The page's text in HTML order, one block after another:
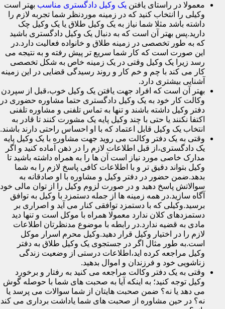
معمولا در راستای یافتن یک وکیل دادگستری مناسب بهتر است
وکیلی را انتخاب کنید که در زمینه موردنظر شما تجربه لازم را
داشته باشد مثلا شما نیاز به یک وکیل طلاق یا یک وکیل چک
دارید.پس بهتر آن است که به دنبال یک وکیل دادگستری باشید
که به طور تخصصی در زمینه طلاق و خانواده فعالیت دارد.در
این صورت است که کار شما سریع تر پیش رفته و به نتیجه می
رسد زیرا یک وکیل وقتی در یک زمینه خاص به شکل تخصصی
کار می کند با چم و خم کار و روند رسیدگی قضایی در این زمینه
آشنایی بیشتری دارد.
بهتر آن است که افراد جهت یافتن یک وکیل خوب،قبل از سپردن
وکالت کار خود به یک وکیل دادگستری حتما مشاوره حضوری در
دفتر وکیل داشته باشند و تنها به تماس تلفنی و مشاوره تلفنی
اکتفا نکنند یا حتی با چند وکیل پایه یک مشورت کنند تا قادر به
انتخاب یک وکیل قابل اعتماد که با او احساس راحتی دارند باشند.
وقتی به یک دفتر وکالت می روید جهت مشاوره با یک وکیل پایه
یک دادگستری،از قبل اطلاعات لازم را در ذهن آماده کنید و اگر
مدارک خاصی مورد نیاز است آن ها را به همراه داشته باشید تا
وکیل بتواند دقیق تر و با اطلاعات کافی پاسخ لازم را به شما
بدهد.ضمن حضور در دفتر وکیل و مشاوره با او صادقانه به
سوالاتش پاسخ دهید و در صورت لزوم وکیل را از توان مالی خود
آگاه سازید.در همه زمینه ها از جمله دستمزد با وکیل به توافق
برسید.وکیلی که با دستمزد توافقی کنار می آید و اصراری بر
دستمزدهای کلان ندارد معمولا همراه با موکل است و تنها دید
مادی به قضیه ندارد.در رابطه با موضوع مدنظرتان اطلاعات
لازم را در اختیار وکیل قرار دهید.وکیل محرم اسرار موکل
است.به طور مثال اگر در جستجوی یک وکیل طلاق به دفتر
وکیل مراجعه کرده اید،اطلاعات درستی از وضعیت زندگی
زناشویی خود و فرزندان و اموال بدهید.
وقتی به یک دفتر وکالت مراجعه می کنید به رفتار و برخورد
وکیل توجه کنید؛ به اینکه آیا به صحبت های شما با حوصله گوش
می دهد یا نه؟ ضمن صحبت هایتان از شما سوالات می پرسد یا
نه؟ در حین مشاوره از صحبت های شما یاداشت برداری می کند